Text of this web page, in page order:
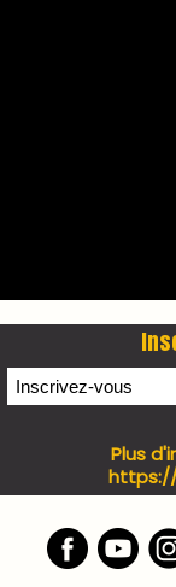
7 days
7 days
LES
Podcast